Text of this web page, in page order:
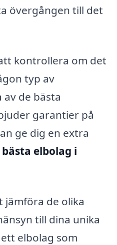
övergången till det
kontrollera om det
typ av
de bästa
garantier på
ge dig en extra
bästa elbolag i
jämföra de olika
till dina unika
elbolag som